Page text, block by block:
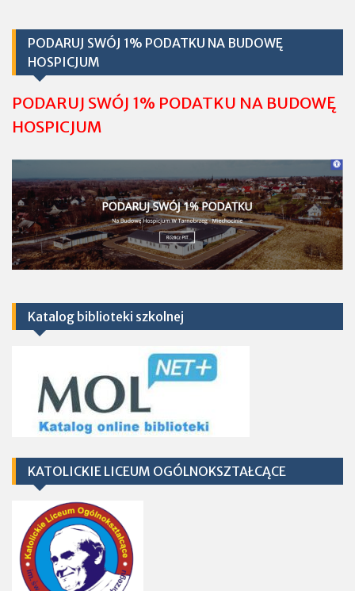
PODARUJ SWÓJ 1% PODATKU NA BUDOWĘ
HOSPICJUM
PODARUJ SWÓJ 1% PODATKU NA BUDOWĘ
HOSPICJUM
Katalog biblioteki szkolnej
KATOLICKIE LICEUM OGÓLNOKSZTAŁCĄCE